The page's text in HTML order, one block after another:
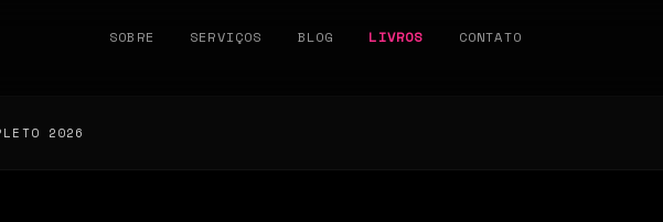
SOBRE SERVIÇOS BLOG LIVROS CONTATO
2026